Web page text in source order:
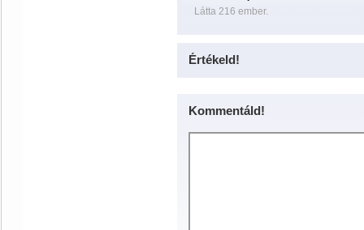
Látta 216 ember.
Értékeld!
Kommentáld!